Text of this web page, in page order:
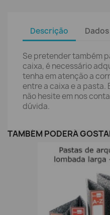
Descrição
Se pretender também
caixa, é necessário
tenha em atenção a
entre a caixa e a
não hesite em nos
dúvida.
TAMBÉM PODERÁ